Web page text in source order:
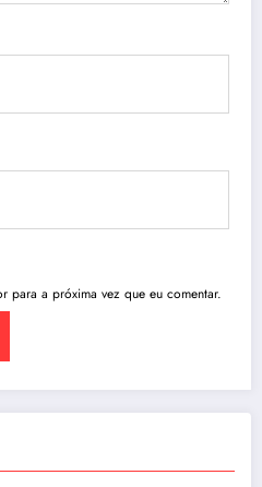
para a próxima vez que eu comentar.